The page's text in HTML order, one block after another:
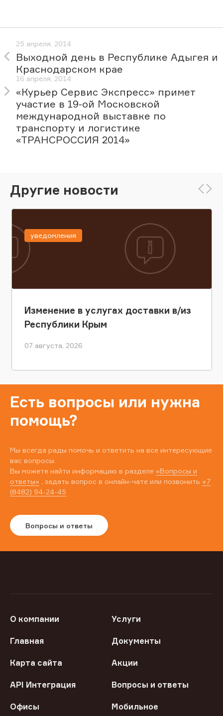
25 апреля, 2014
Выходной день в Республике Адыгея и
Краснодарском крае
16 апреля, 2014
«Курьер Сервис Экспресс» примет
участие в 19-ой Московской
международной выставке по
транспорту и логистике
«ТРАНСРОССИЯ 2014»
Другие новости
Изменение в услугах доставки в/из
Республики Крым
07 августа, 2026
уведомления
Есть вопросы или нужна
помощь?
Мы всегда рады помочь и ответить на все интересующие
вас вопросы.
Вы можете найти информацию в разделе «Вопросы и
ответы» , задать вопрос в онлайн-чате или позвонить +7
(8482) 94-24-45
Вопросы и ответы
О компании Услуги
Главная Документы
Карта сайта Акции
API Интеграция Вопросы и ответы
Офисы
Мобильное